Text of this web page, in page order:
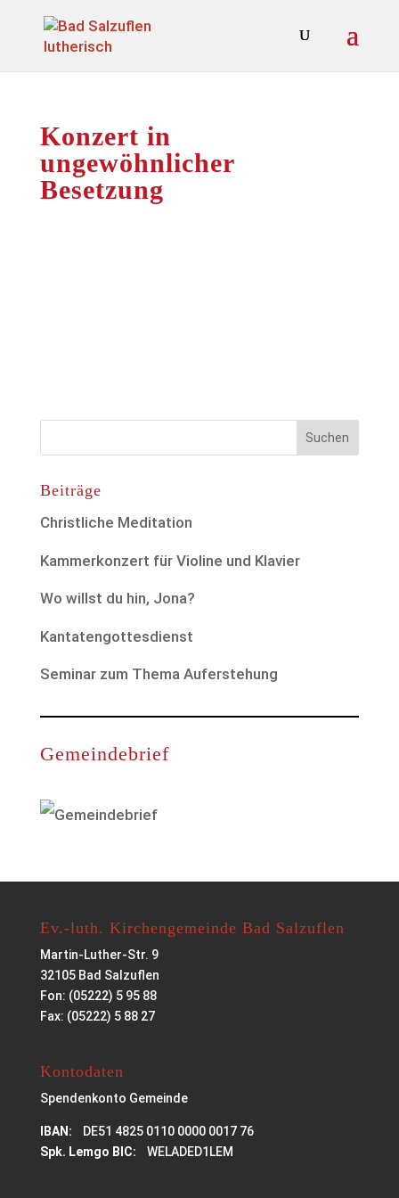
Konzert in
ungewöhnlicher
Besetzung
Beiträge
Christliche Meditation
Kammerkonzert für Violine und Klavier
Wo willst du hin, Jona?
Kantatengottesdienst
Seminar zum Thema Auferstehung
Gemeindebrief
Ev.-luth. Kirchengemeinde Bad Salzuflen
Martin-Luther-Str. 9
32105 Bad Salzuflen
Fon: (05222) 5 95 88
Fax: (05222) 5 88 27
Kontodaten
Spendenkonto Gemeinde
IBAN: DE51 4825 0110 0000 0017 76
Spk. Lemgo BIC: WELADED1LEM